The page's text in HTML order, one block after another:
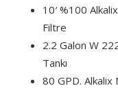
10′ %100
Filtre
2.2 Galon W
Tankı
80 GPD.